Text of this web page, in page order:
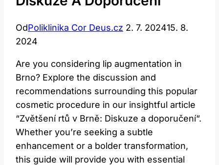
OdPoliklinika Cor Deus.cz 2. 7. 202415. 8.
2024
Are you considering lip augmentation in
Brno? Explore the discussion and
recommendations surrounding ⁣this popular
cosmetic procedure in our insightful​ article
⁢“Zvětšení rtů v Brně: Diskuze a doporučení“.
Whether you’re ‍seeking a subtle
enhancement or a bolder transformation,‍
this guide will provide you with essential